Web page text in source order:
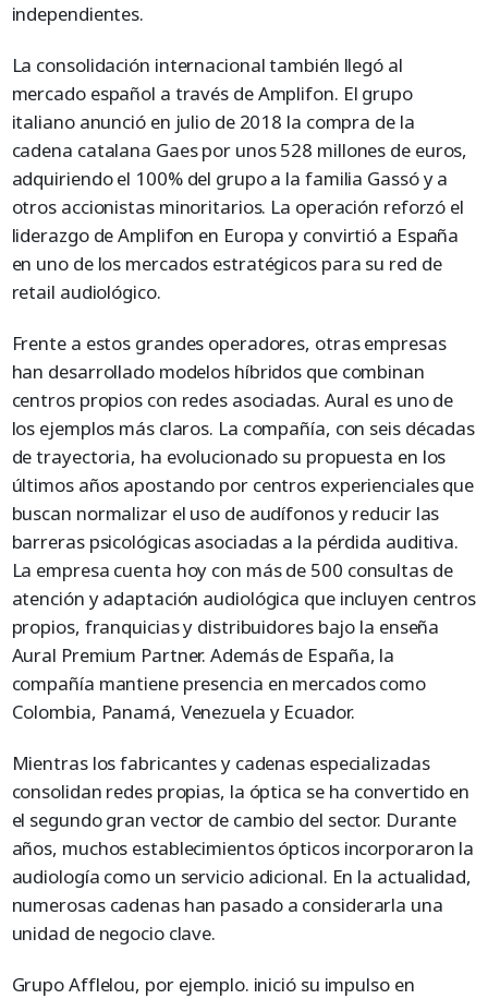
independientes.
La consolidación internacional también llegó al
mercado español a través de Amplifon. El grupo
italiano anunció en julio de 2018 la compra de la
cadena catalana Gaes por unos 528 millones de euros,
adquiriendo el 100% del grupo a la familia Gassó y a
otros accionistas minoritarios. La operación reforzó el
liderazgo de Amplifon en Europa y convirtió a España
en uno de los mercados estratégicos para su red de
retail audiológico.
Frente a estos grandes operadores, otras empresas
han desarrollado modelos híbridos que combinan
centros propios con redes asociadas. Aural es uno de
los ejemplos más claros. La compañía, con seis décadas
de trayectoria, ha evolucionado su propuesta en los
últimos años apostando por centros experienciales que
buscan normalizar el uso de audífonos y reducir las
barreras psicológicas asociadas a la pérdida auditiva.
La empresa cuenta hoy con más de 500 consultas de
atención y adaptación audiológica que incluyen centros
propios, franquicias y distribuidores bajo la enseña
Aural Premium Partner. Además de España, la
compañía mantiene presencia en mercados como
Colombia, Panamá, Venezuela y Ecuador.
Mientras los fabricantes y cadenas especializadas
consolidan redes propias, la óptica se ha convertido en
el segundo gran vector de cambio del sector. Durante
años, muchos establecimientos ópticos incorporaron la
audiología como un servicio adicional. En la actualidad,
numerosas cadenas han pasado a considerarla una
unidad de negocio clave.
Grupo Afflelou, por ejemplo. inició su impulso en